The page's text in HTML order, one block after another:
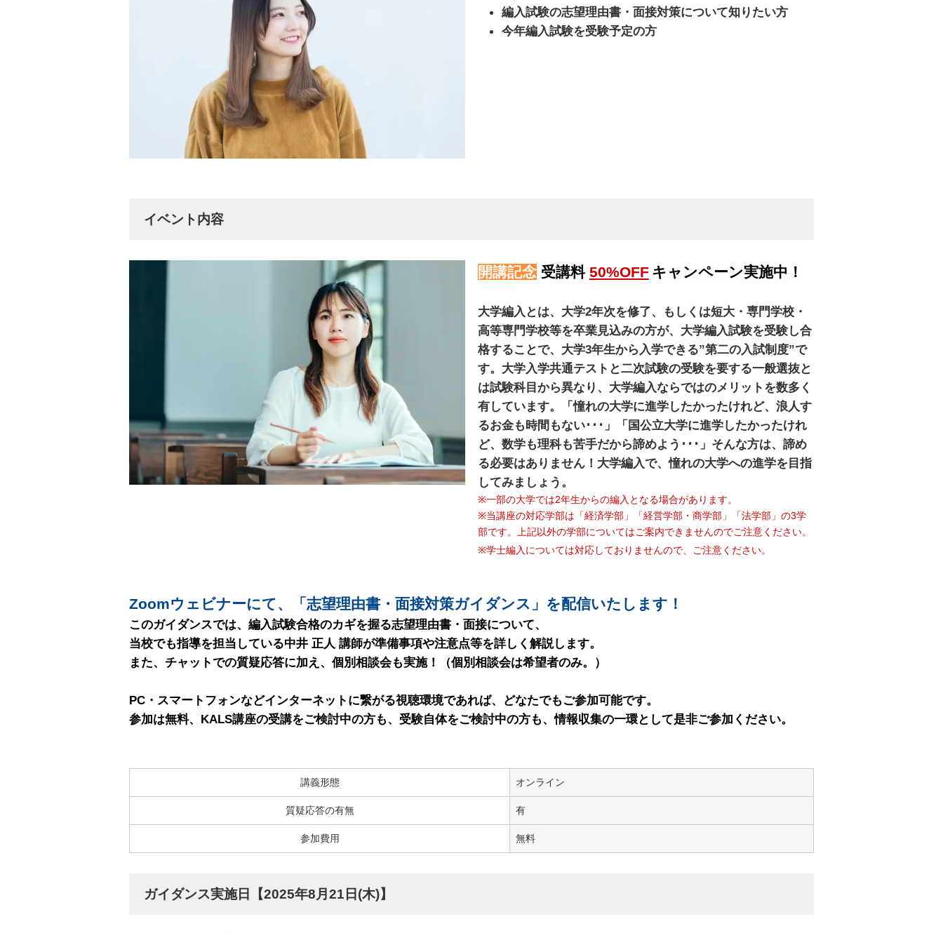
編入試験の志望理由書・面接対策について知りたい方
今年編入試験を受験予定の方
イベント内容
開講記念受講料 50%OFF キャンペーン実施中！
大学編入とは、大学2年次を修了、もしくは短大・専門学校・
高等専門学校等を卒業見込みの方が、大学編入試験を受験し合
格することで、大学3年生から入学できる”第二の入試制度”で
す。大学入学共通テストと二次試験の受験を要する一般選抜と
は試験科目から異なり、大学編入ならではのメリットを数多く
有しています。「憧れの大学に進学したかったけれど、浪人す
るお金も時間もない･･･」「国公立大学に進学したかったけれ
ど、数学も理科も苦手だから諦めよう･･･」そんな方は、諦め
る必要はありません！大学編入で、憧れの大学への進学を目指
してみましょう。
※一部の大学では2年生からの編入となる場合があります。
※当講座の対応学部は「経済学部」「経営学部・商学部」「法学部」の3学
部です。上記以外の学部についてはご案内できませんのでご注意ください。
※学士編入については対応しておりませんので、ご注意ください。
Zoomウェビナーにて、「志望理由書・面接対策ガイダンス」を配信いたします！
このガイダンスでは、編入試験合格のカギを握る志望理由書・面接について、
当校でも指導を担当している中井 正人 講師が準備事項や注意点等を詳しく解説します。
また、チャットでの質疑応答に加え、個別相談会も実施！（個別相談会は希望者のみ。）
PC・スマートフォンなどインターネットに繋がる視聴環境であれば、どなたでもご参加可能です。
参加は無料、KALS講座の受講をご検討中の方も、受験自体をご検討中の方も、情報収集の一環として是非ご参加ください。
講義形態 オンライン
質疑応答の有無 有
参加費用 無料
ガイダンス実施日【2025年8月21日(木)】